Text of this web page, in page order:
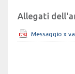
Allegati
Messaggio x